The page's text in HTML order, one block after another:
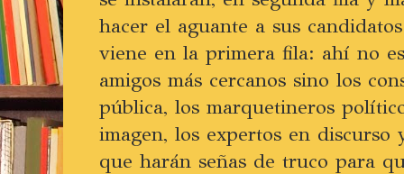
hacer el aguante a sus
viene en la primera fila: ahí no
amigos más cercanos sino los
pública, los marquetineros
imagen, los expertos en
que harán señas de truco para